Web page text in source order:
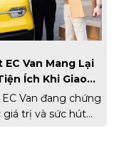
EC Van Mang Lại
Ích Khi Giao
Vực Nội Đô
Van đang chứng
giá trị và sức hút